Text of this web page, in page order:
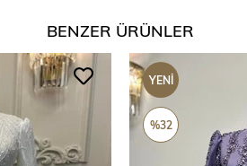
BENZER ÜRÜNLER
YENI
ÜRÜN
%32